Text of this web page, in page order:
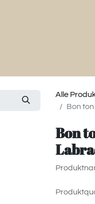
Alle
Bon
Bon